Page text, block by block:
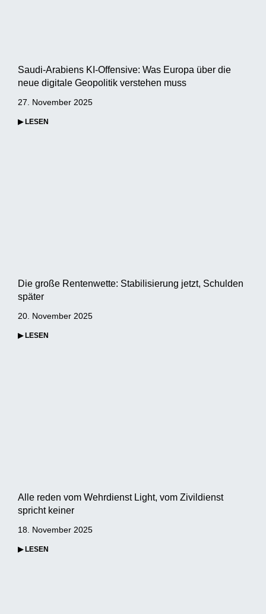
Saudi-Arabiens KI-Offensive: Was Europa über die
neue digitale Geopolitik verstehen muss
27. November 2025
▶ LESEN
Die große Rentenwette: Stabilisierung jetzt, Schulden
später
20. November 2025
▶ LESEN
Alle reden vom Wehrdienst Light, vom Zivildienst
spricht keiner
18. November 2025
▶ LESEN